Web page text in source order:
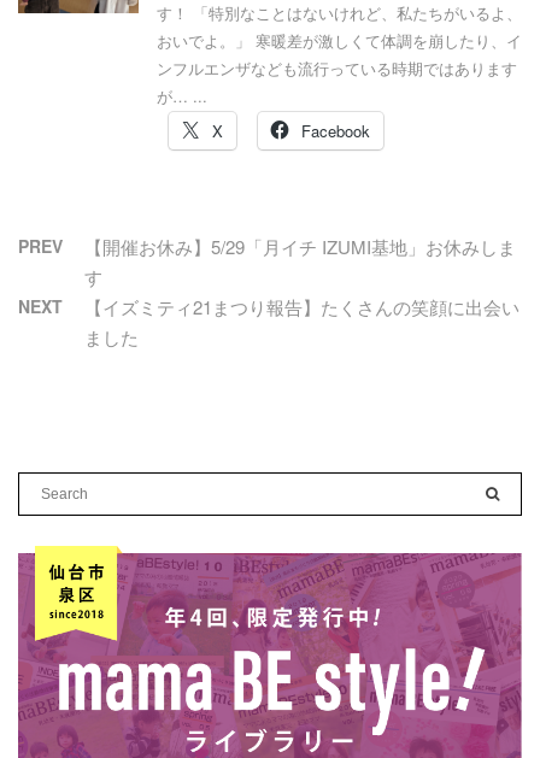
す！ 「特別なことはないけれど、私たちがいるよ、
おいでよ。」 寒暖差が激しくて体調を崩したり、イ
ンフルエンザなども流行っている時期ではあります
が… ...
X
Facebook
PREV
【開催お休み】5/29「月イチ IZUMI基地」お休みしま
す
NEXT
【イズミティ21まつり報告】たくさんの笑顔に出会い
ました